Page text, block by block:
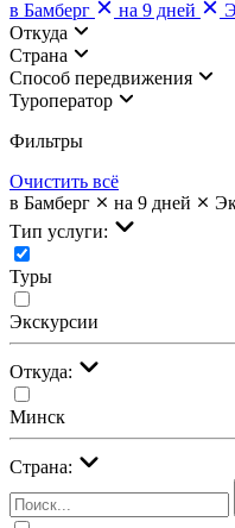
в Бамберг
на 9 дней
Откуда
Страна
Cпособ передвижения
Туроператор
Фильтры
Очистить всё
в Бамберг
на 9 дней
Тип услуги:
Туры
Экскурсии
Откуда:
Минск
Страна: